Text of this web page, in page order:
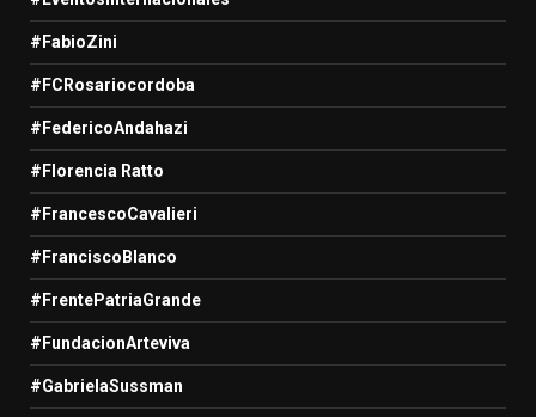
#FabioZini
#FCRosariocordoba
#FedericoAndahazi
#Florencia Ratto
#FrancescoCavalieri
#FranciscoBlanco
#FrentePatriaGrande
#FundacionArteviva
#GabrielaSussman